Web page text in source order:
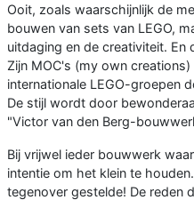
Ooit, zoals waarschijnlijk de
bouwen van sets van LEGO,
uitdaging en de creativiteit. En
Zijn MOC's (my own
internationale LEGO-groepen
De stijl wordt door
"Victor van den Berg-
Bij vrijwel ieder bouwwerk
intentie om het klein te
tegenover gestelde! De reden